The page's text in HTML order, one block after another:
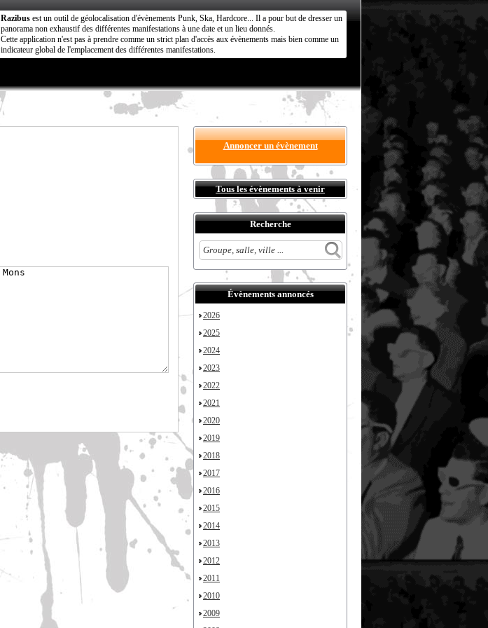
Razibus est un outil de géolocalisation d'évènements Punk, Ska, Hardcore... Il a pour but de dresser un
panorama non exhaustif des différentes manifestations à une date et un lieu donnés.
Cette application n'est pas à prendre comme un strict plan d'accès aux évènements mais bien comme un
indicateur global de l'emplacement des différentes manifestations.
Annoncer un évènement
Tous les évènements à venir
Recherche
Évènements annoncés
2026
2025
2024
2023
2022
2021
2020
2019
2018
2017
2016
2015
2014
2013
2012
2011
2010
2009